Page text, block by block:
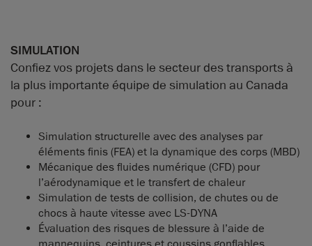
SIMULATION
Confiez vos projets dans le secteur des transports à
la plus importante équipe de simulation au Canada
pour :
Simulation structurelle avec des analyses par
éléments finis (FEA) et la dynamique des corps (MBD)
Mécanique des fluides numérique (CFD) pour
l’aérodynamique et le transfert de chaleur
Simulation de tests de collision, de chutes ou de
chocs à haute vitesse avec LS-DYNA
Évaluation des risques de blessure à l’aide de